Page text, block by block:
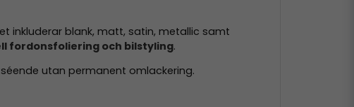
inkluderar blank, matt, satin, metallic samt
fordonsfoliering och bilstyling.
utan permanent omlackering.